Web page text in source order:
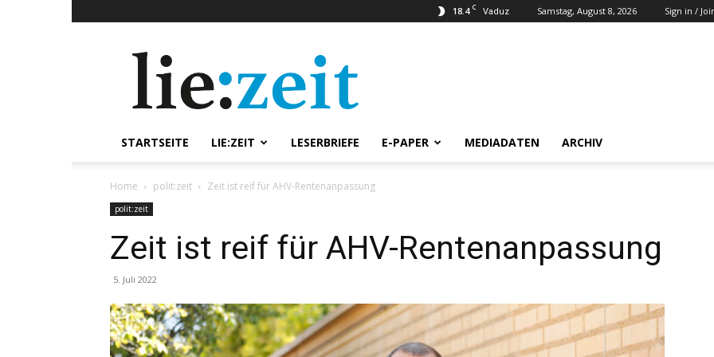
18.4 C Vaduz Samstag, August 8, 2026 Sign in /
STARTSEITE LIE:ZEIT LESERBRIEFE E-PAPER MEDIADATEN ARCHIV
Home polit:zeit Zeit ist reif für AHV-Rentenanpassung
polit:zeit
Zeit ist reif für AHV-Rentenanpassung
5. Juli 2022